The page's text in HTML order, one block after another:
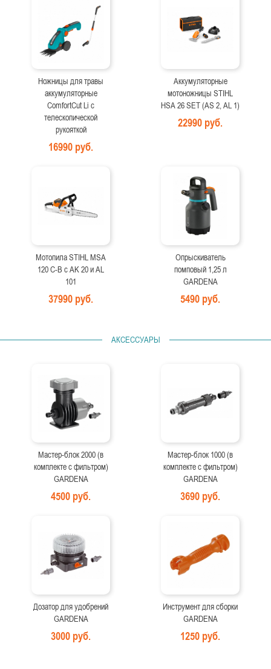
Ножницы для травы
аккумуляторные
ComfortCut Li с
телескопической
рукояткой
16990 руб.
Аккумуляторные
мотоножницы STIHL
HSA 26 SET (AS 2, AL 1)
22990 руб.
Мотопила STIHL MSA
120 C-B с AK 20 и AL
101
37990 руб.
Опрыскиватель
помповый 1,25 л
GARDENA
5490 руб.
АКСЕССУАРЫ
Мастер-блок 2000 (в
комплекте с фильтром)
GARDENA
4500 руб.
Мастер-блок 1000 (в
комплекте с фильтром)
GARDENA
3690 руб.
Дозатор для удобрений
GARDENA
3000 руб.
Инструмент для сборки
GARDENA
1250 руб.